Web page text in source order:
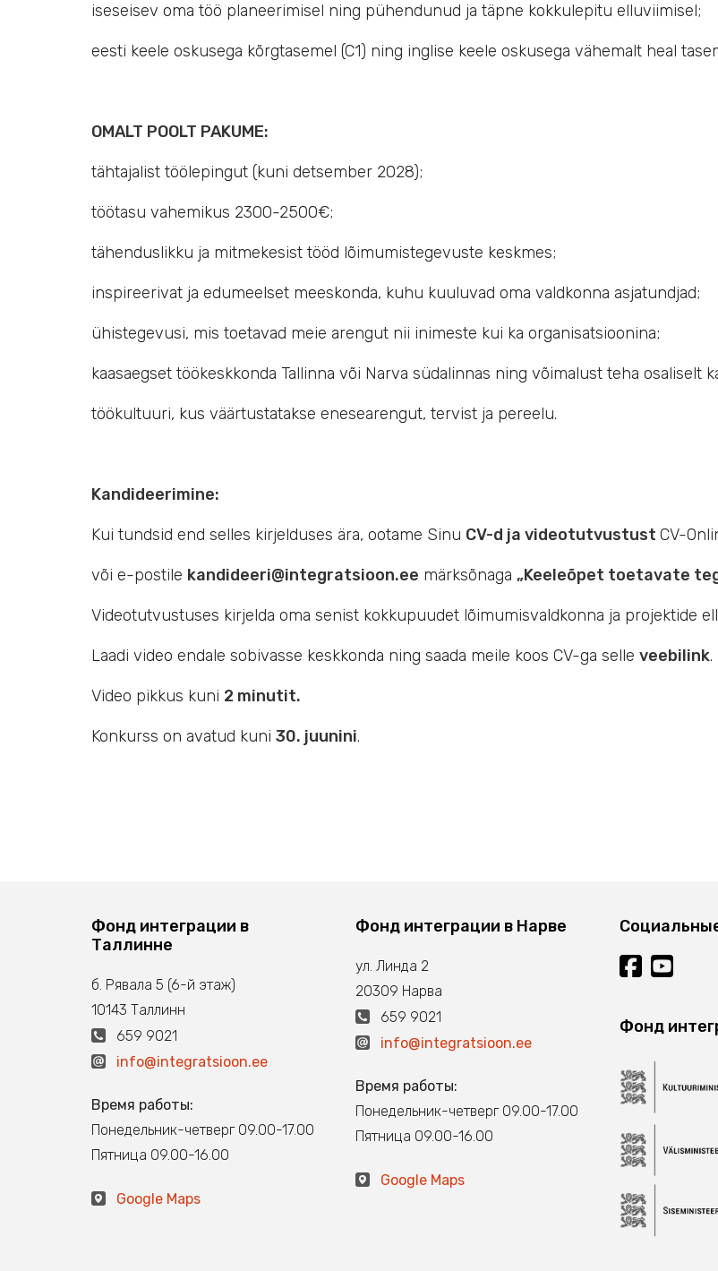
iseseisev oma töö planeerimisel ning pühendunud ja täpne kokkulepitu elluviimisel;
eesti keele oskusega kõrgtasemel (C1) ning inglise keele oskusega vähemalt heal
OMALT POOLT PAKUME:
tähtajalist töölepingut (kuni detsember 2028);
töötasu vahemikus 2300-2500€;
tähenduslikku ja mitmekesist tööd lõimumistegevuste keskmes;
inspireerivat ja edumeelset meeskonda, kuhu kuuluvad oma valdkonna asjatundjad;
ühistegevusi, mis toetavad meie arengut nii inimeste kui ka organisatsioonina;
kaasaegset töökeskkonda Tallinna või Narva südalinnas ning võimalust teha osaliselt
töökultuuri, kus väärtustatakse enesearengut, tervist ja pereelu.
Kandideerimine:
Kui tundsid end selles kirjelduses ära, ootame Sinu CV-d ja videotutvustust CV-
või e-postile kandideeri@integratsioon.ee märksõnaga „Keeleõpet toetavate
Videotutvustuses kirjelda oma senist kokkupuudet lõimumisvaldkonna ja projektide
Laadi video endale sobivasse keskkonda ning saada meile koos CV-ga selle veebilink.
Video pikkus kuni 2 minutit.
Konkurss on avatud kuni 30. juunini.
Фонд интеграции в
Таллинне
б. Рявала 5 (6-й этаж)
10143 Таллинн
659 9021
info@integratsioon.ee
Время работы:
Понедельник-четверг 09.00-17.00
Пятница 09.00-16.00
Google Maps
Фонд интеграции в Нарве
ул. Линда 2
20309 Нарва
659 9021
info@integratsioon.ee
Время работы:
Понедельник-четверг 09.00-17.00
Пятница 09.00-16.00
Google Maps
Фонд